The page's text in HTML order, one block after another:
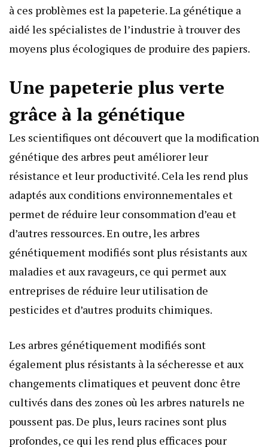
à ces problèmes est la papeterie. La génétique a
aidé les spécialistes de l’industrie à trouver des
moyens plus écologiques de produire des papiers.
Une papeterie plus verte
grâce à la génétique
Les scientifiques ont découvert que la modification
génétique des arbres peut améliorer leur
résistance et leur productivité. Cela les rend plus
adaptés aux conditions environnementales et
permet de réduire leur consommation d’eau et
d’autres ressources. En outre, les arbres
génétiquement modifiés sont plus résistants aux
maladies et aux ravageurs, ce qui permet aux
entreprises de réduire leur utilisation de
pesticides et d’autres produits chimiques.
Les arbres génétiquement modifiés sont
également plus résistants à la sécheresse et aux
changements climatiques et peuvent donc être
cultivés dans des zones où les arbres naturels ne
poussent pas. De plus, leurs racines sont plus
profondes, ce qui les rend plus efficaces pour